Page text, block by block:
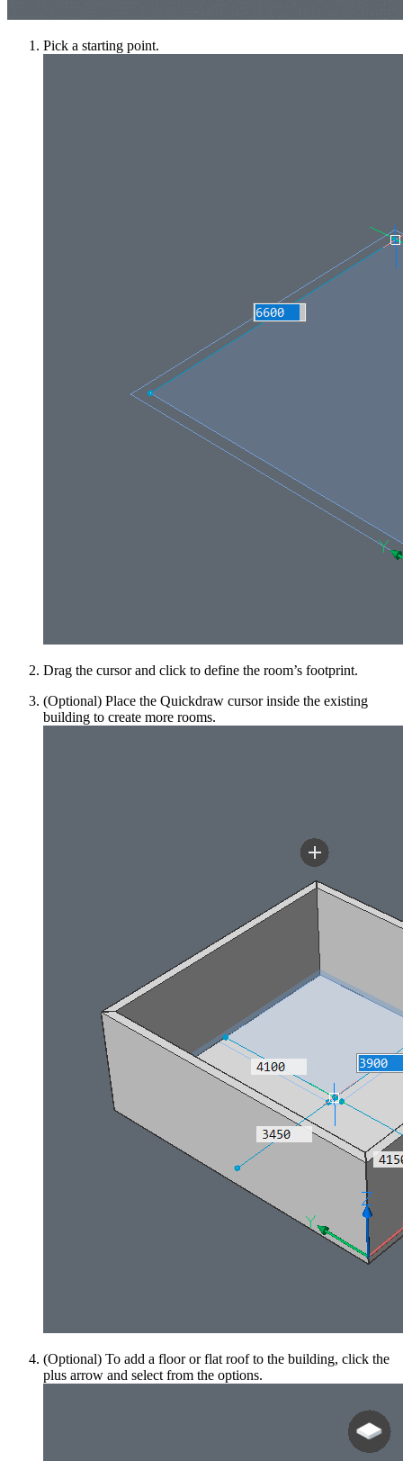
Pick a starting point.
Drag the cursor and click to define the room’s footprint.
(Optional) Place the Quickdraw cursor inside the existing
building to create more rooms.
(Optional) To add a floor or flat roof to the building, click the
plus arrow and select from the options.